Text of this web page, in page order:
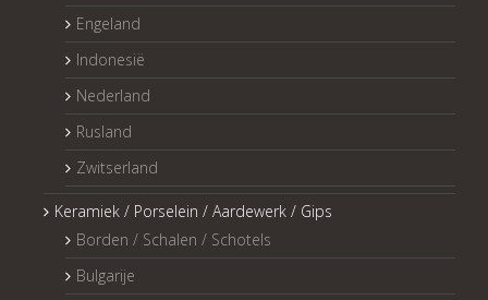
Engeland
Indonesië
Nederland
Rusland
Zwitserland
Keramiek / Porselein / Aardewerk / Gips
Borden / Schalen / Schotels
Bulgarije